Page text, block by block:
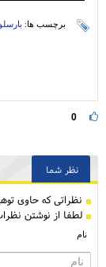
برچسب ها:
0
نظر شما
نظراتی كه حاوی
لطفا از نوشتن
نام